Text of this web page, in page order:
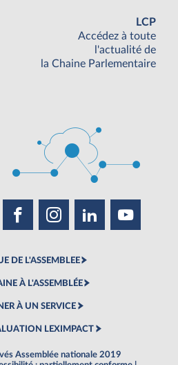
LCP
Accédez à toute
l'actualité de
la Chaine Parlementaire
DE L'ASSEMBLEE
À L'ASSEMBLÉE
À UN SERVICE
LEXIMPACT
Assemblée nationale 2019